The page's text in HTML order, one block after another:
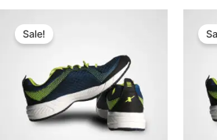
Sale!